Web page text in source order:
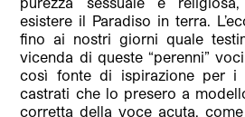
esistere il Paradiso in terra.
fino ai nostri giorni quale
vicenda di queste “perenni”
così fonte di ispirazione per i
castrati che lo presero a
corretta della voce acuta,